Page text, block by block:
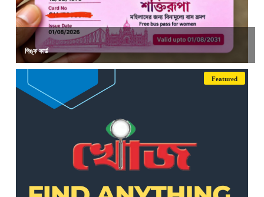
পিঙ্ক কার্ড
Featured